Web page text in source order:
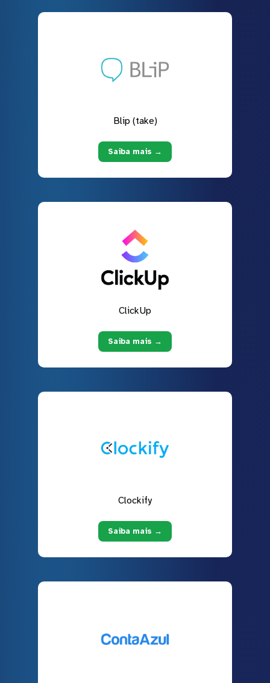
Blip (take)
Saiba mais →
ClickUp
Saiba mais →
Clockify
Saiba mais →